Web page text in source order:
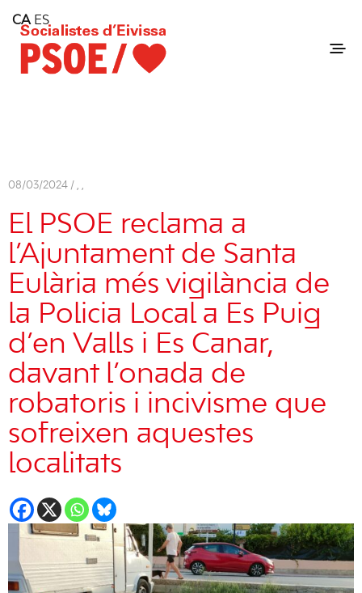
Consell Insular d'Eivissa
Services
Contact
08/03/2024 / , ,
El PSOE reclama a
l’Ajuntament de Santa
Eulària més vigilància de
la Policia Local a Es Puig
d’en Valls i Es Canar,
davant l’onada de
robatoris i incivisme que
sofreixen aquestes
localitats
CA ES